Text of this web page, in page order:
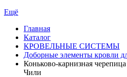
Ещё
Главная
Каталог
КРОВЕЛЬНЫЕ СИСТЕМЫ
Доборные элементы кровли
Коньково-карнизная
Чили